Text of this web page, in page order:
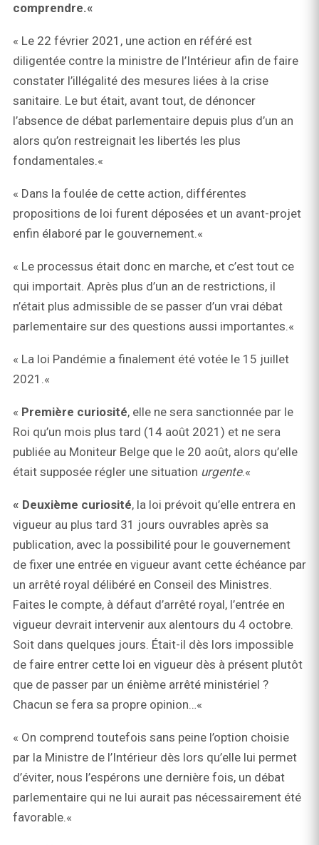
comprendre.«
« Le 22 février 2021, une action en référé est
diligentée contre la ministre de l’Intérieur afin de faire
constater l’illégalité des mesures liées à la crise
sanitaire. Le but était, avant tout, de dénoncer
l’absence de débat parlementaire depuis plus d’un an
alors qu’on restreignait les libertés les plus
fondamentales.«
« Dans la foulée de cette action, différentes
propositions de loi furent déposées et un avant-projet
enfin élaboré par le gouvernement.«
« Le processus était donc en marche, et c’est tout ce
qui importait. Après plus d’un an de restrictions, il
n’était plus admissible de se passer d’un vrai débat
parlementaire sur des questions aussi importantes.«
« La loi Pandémie a finalement été votée le 15 juillet
2021.«
« Première curiosité, elle ne sera sanctionnée par le
Roi qu’un mois plus tard (14 août 2021) et ne sera
publiée au Moniteur Belge que le 20 août, alors qu’elle
était supposée régler une situation urgente.«
« Deuxième curiosité, la loi prévoit qu’elle entrera en
vigueur au plus tard 31 jours ouvrables après sa
publication, avec la possibilité pour le gouvernement
de fixer une entrée en vigueur avant cette échéance par
un arrêté royal délibéré en Conseil des Ministres.
Faites le compte, à défaut d’arrêté royal, l’entrée en
vigueur devrait intervenir aux alentours du 4 octobre.
Soit dans quelques jours. Était-il dès lors impossible
de faire entrer cette loi en vigueur dès à présent plutôt
que de passer par un énième arrêté ministériel ?
Chacun se fera sa propre opinion…«
« On comprend toutefois sans peine l’option choisie
par la Ministre de l’Intérieur dès lors qu’elle lui permet
d’éviter, nous l’espérons une dernière fois, un débat
parlementaire qui ne lui aurait pas nécessairement été
favorable.«